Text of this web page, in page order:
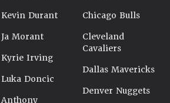
Kevin Durant
Ja Morant
Kyrie Irving
Luka Doncic
Anthony
Chicago Bulls
Cleveland
Cavaliers
Dallas Mavericks
Denver Nuggets